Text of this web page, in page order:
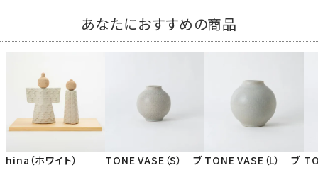
あなたにおすすめの商品
hina（ホワイト）
TONE VASE（S） ブ TONE VASE（L） ブ